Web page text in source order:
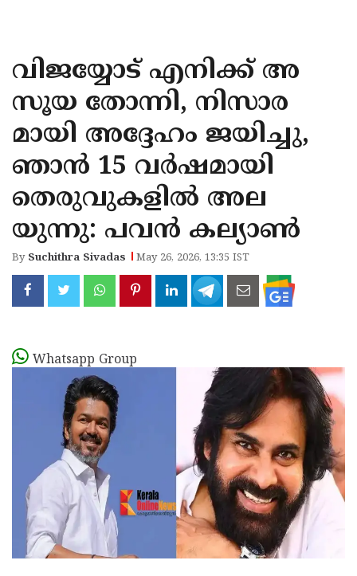
KANNUR
KASARAGOD
വിജയ്യോട് എനിക്ക് അ
സൂയ തോന്നി, നിസാര
മായി അദ്ദേഹം ജയിച്ചു,
ഞാന്‍ 15 വര്‍ഷമായി
തെരുവുകളില്‍ അല
യുന്നു: പവന്‍ കല്യാണ്‍
By Suchithra Sivadas May 26, 2026, 13:35 IST
Whatsapp Group